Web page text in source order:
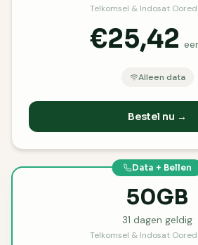
Telkomsel & Indosat
€25,42
Alleen data
Bestel nu →
Data + Bellen
50GB
31 dagen geldig
Telkomsel & Indosat